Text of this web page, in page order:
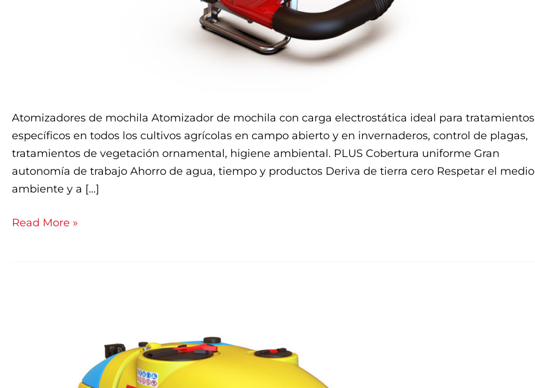
Atomizadores de mochila Atomizador de mochila con carga electrostática ideal para tratamientos
específicos en todos los cultivos agrícolas en campo abierto y en invernaderos, control de plagas,
tratamientos de vegetación ornamental, higiene ambiental. PLUS Cobertura uniforme Gran
autonomía de trabajo Ahorro de agua, tiempo y productos Deriva de tierra cero Respetar el medio
ambiente y a […]
Read More »